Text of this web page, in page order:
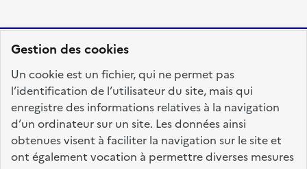
Gestion des cookies
Un cookie est un fichier, qui ne permet pas
l’identification de l’utilisateur du site, mais qui
enregistre des informations relatives à la navigation
d’un ordinateur sur un site. Les données ainsi
obtenues visent à faciliter la navigation sur le site et
ont également vocation à permettre diverses mesures
FRANÇAISE
fonction-publique.gouv.fr legifrance.gouv.fr